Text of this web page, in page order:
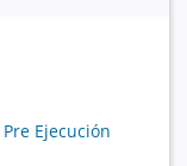
Ejecución